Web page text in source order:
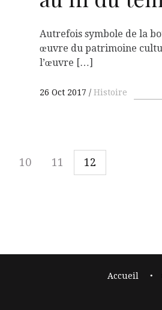
Autrefois symbole de la
œuvre du patrimoine
l’œuvre […]
26 Oct 2017 Histoire
10 11 12
Accueil